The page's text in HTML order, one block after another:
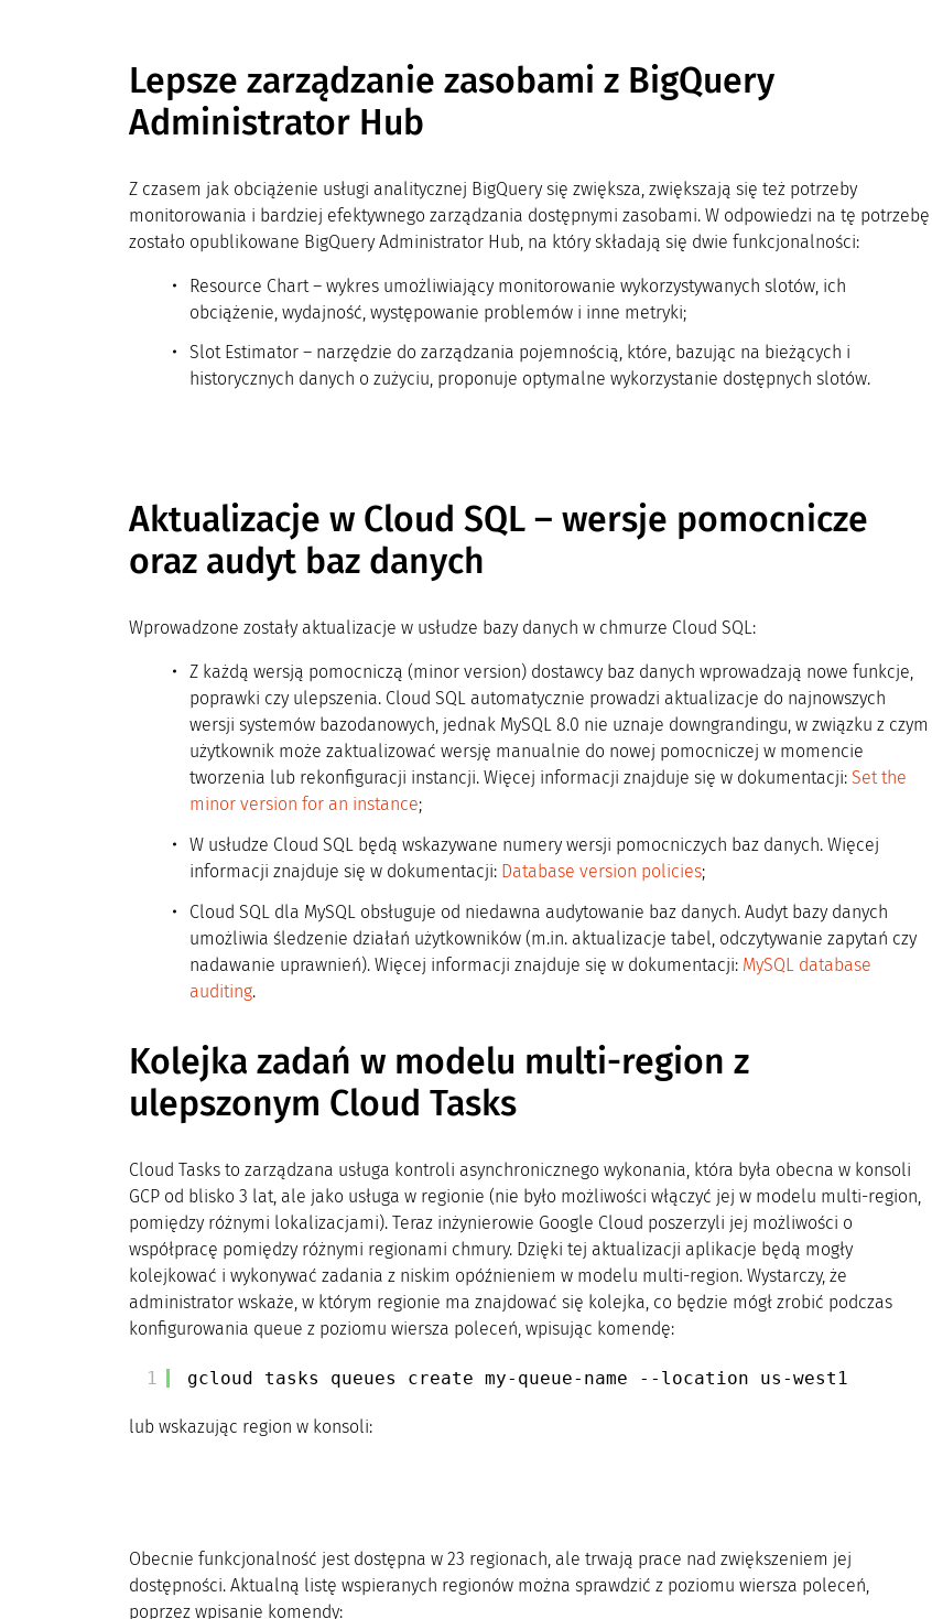
Lepsze zarządzanie zasobami z BigQuery
Administrator Hub
Z czasem jak obciążenie usługi analitycznej BigQuery się zwiększa, zwiększają się też potrzeby
monitorowania i bardziej efektywnego zarządzania dostępnymi zasobami. W odpowiedzi na tę potrzebę
zostało opublikowane BigQuery Administrator Hub, na który składają się dwie funkcjonalności:
Resource Chart – wykres umożliwiający monitorowanie wykorzystywanych slotów, ich
obciążenie, wydajność, występowanie problemów i inne metryki;
Slot Estimator – narzędzie do zarządzania pojemnością, które, bazując na bieżących i
historycznych danych o zużyciu, proponuje optymalne wykorzystanie dostępnych slotów.
Aktualizacje w Cloud SQL – wersje pomocnicze
oraz audyt baz danych
Wprowadzone zostały aktualizacje w usłudze bazy danych w chmurze Cloud SQL:
Z każdą wersją pomocniczą (minor version) dostawcy baz danych wprowadzają nowe funkcje,
poprawki czy ulepszenia. Cloud SQL automatycznie prowadzi aktualizacje do najnowszych
wersji systemów bazodanowych, jednak MySQL 8.0 nie uznaje downgrandingu, w związku z czym
użytkownik może zaktualizować wersję manualnie do nowej pomocniczej w momencie
tworzenia lub rekonfiguracji instancji. Więcej informacji znajduje się w dokumentacji: Set the
minor version for an instance;
W usłudze Cloud SQL będą wskazywane numery wersji pomocniczych baz danych. Więcej
informacji znajduje się w dokumentacji: Database version policies;
Cloud SQL dla MySQL obsługuje od niedawna audytowanie baz danych. Audyt bazy danych
umożliwia śledzenie działań użytkowników (m.in. aktualizacje tabel, odczytywanie zapytań czy
nadawanie uprawnień). Więcej informacji znajduje się w dokumentacji: MySQL database
auditing.
Kolejka zadań w modelu multi-region z
ulepszonym Cloud Tasks
Cloud Tasks to zarządzana usługa kontroli asynchronicznego wykonania, która była obecna w konsoli
GCP od blisko 3 lat, ale jako usługa w regionie (nie było możliwości włączyć jej w modelu multi-region,
pomiędzy różnymi lokalizacjami). Teraz inżynierowie Google Cloud poszerzyli jej możliwości o
współpracę pomiędzy różnymi regionami chmury. Dzięki tej aktualizacji aplikacje będą mogły
kolejkować i wykonywać zadania z niskim opóźnieniem w modelu multi-region. Wystarczy, że
administrator wskaże, w którym regionie ma znajdować się kolejka, co będzie mógł zrobić podczas
konfigurowania queue z poziomu wiersza poleceń, wpisując komendę:
1 gcloud tasks queues create my-queue-name --location us-west1
lub wskazując region w konsoli:
Obecnie funkcjonalność jest dostępna w 23 regionach, ale trwają prace nad zwiększeniem jej
dostępności. Aktualną listę wspieranych regionów można sprawdzić z poziomu wiersza poleceń,
poprzez wpisanie komendy: